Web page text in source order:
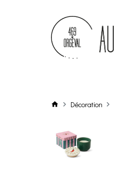
Décoration